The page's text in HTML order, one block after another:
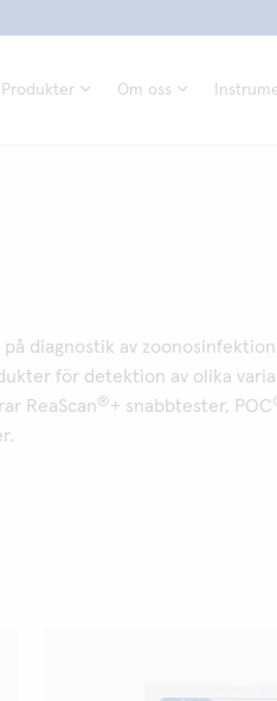
Produkter Om oss
på diagnostik av
för detektion av olika
ReaScan®+ snabbtester, POC